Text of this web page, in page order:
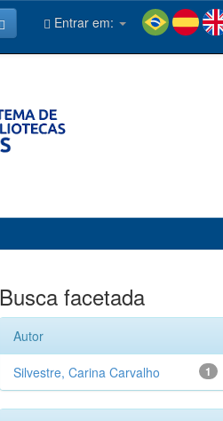
Entrar em:
Busca facetada
Autor
1
Silvestre, Carina Carvalho